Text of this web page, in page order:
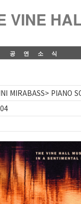
VINE
공연소식
MIRABASS> PIANO